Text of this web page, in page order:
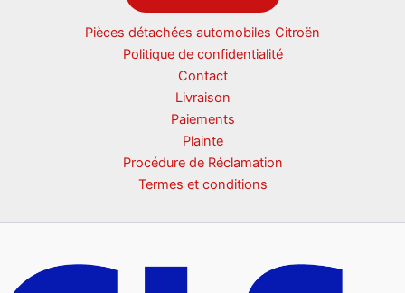
Pièces détachées automobiles Citroën
Politique de confidentialité
Contact
Livraison
Paiements
Plainte
Procédure de Réclamation
Termes et conditions